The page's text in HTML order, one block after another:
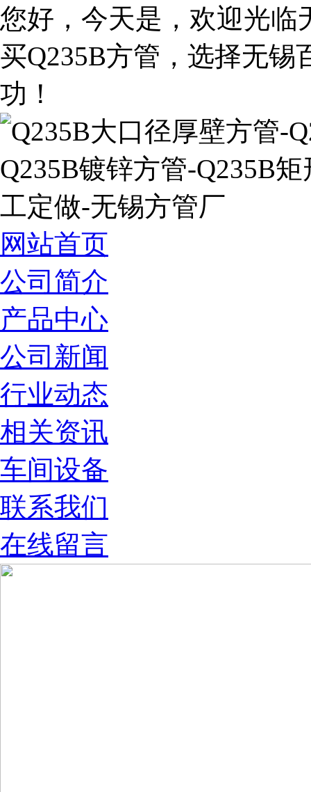
您好，今天是 ，欢迎光
买Q235B方管，选择无
功！
网站首页
公司简介
产品中心
公司新闻
行业动态
相关资讯
车间设备
联系我们
在线留言